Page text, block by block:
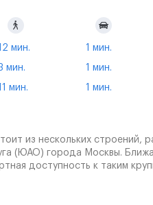
мин. 1 мин.
мин. 1 мин.
мин. 1 мин.
из нескольких строений,
(ЮАО) города Москвы.
доступность к таким